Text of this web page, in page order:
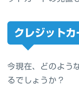
クレジット
今現在、どのよう
るでしょうか？